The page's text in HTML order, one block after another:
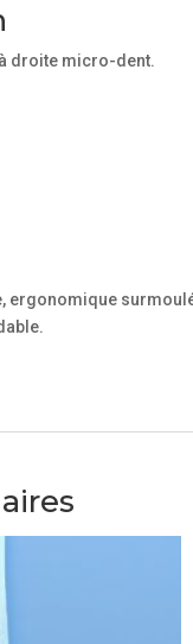
droite micro-dent.
ergonomique